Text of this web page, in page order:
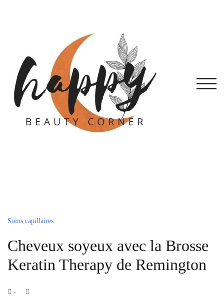
Soins capillaires
Cheveux soyeux avec la Brosse
Keratin Therapy de Remington
by
-